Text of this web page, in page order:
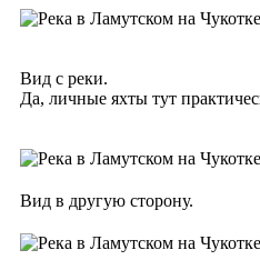
Вид с реки.
Да, личные яхты тут
Вид в другую сторону.